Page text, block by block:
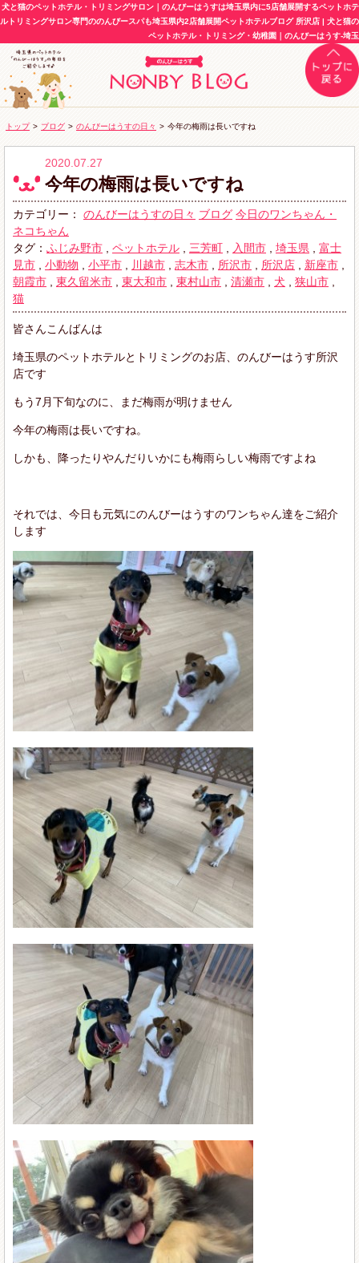
犬と猫のペットホテル・トリミングサロン｜のんびーはうすは埼玉県内に5店舗展開するペットホテ
ルトリミングサロン専門ののんびースパも埼玉県内2店舗展開ペットホテルブログ 所沢店 | 犬と猫の
ペットホテル・トリミング・幼稚園｜のんびーはうす-埼玉
トップ > ブログ > のんびーはうすの日々 > 今年の梅雨は長いですね
2020.07.27
今年の梅雨は長いですね
カテゴリー： のんびーはうすの日々 ブログ 今日のワンちゃん・
ネコちゃん
タグ： ふじみ野市 ペットホテル 三芳町 入間市 埼玉県
富士
見市
小動物 小平市 川越市 志木市 所沢市 所沢店 新座市
朝霞市
東久留米市 東大和市 東村山市 清瀬市 犬 狭山市
猫
皆さんこんばんは
埼玉県のペットホテルとトリミングのお店、のんびーはうす所沢
店です
もう7月下旬なのに、まだ梅雨が明けません
今年の梅雨は長いですね。
しかも、降ったりやんだりいかにも梅雨らしい梅雨ですよね
それでは、今日も元気にのんびーはうすのワンちゃん達をご紹介
します